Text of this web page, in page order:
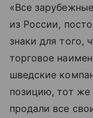
«Все
из России,
знаки для того,
торговое
шведские
позицию, тот же
продали все